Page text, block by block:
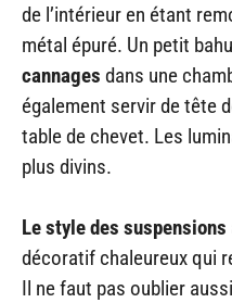
de l’intérieur en étant
métal épuré. Un petit
cannages dans une
également servir de tête
table de chevet. Les
plus divins.
Le style des suspensions
décoratif chaleureux qui
Il ne faut pas oublier